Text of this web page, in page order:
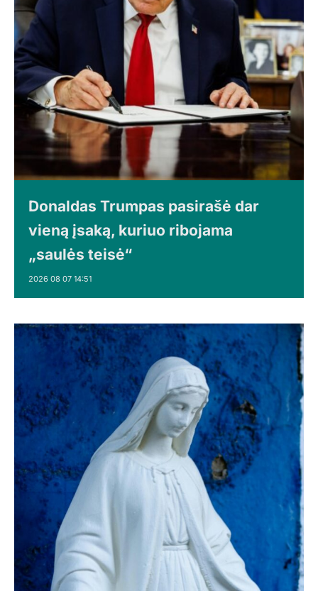
Donaldas Trumpas pasirašė dar
vieną įsaką, kuriuo ribojama
„saulės teisė“
2026 08 07 14:51